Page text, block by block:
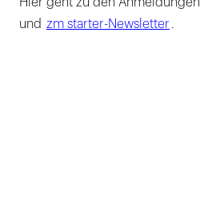
Hier geht zu den Anmeldungen
und zm starter-Newsletter .